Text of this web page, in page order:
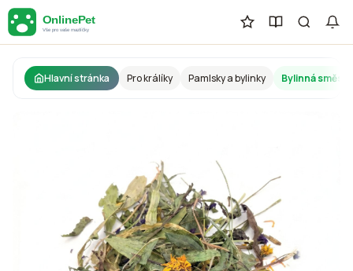
Hlavní stránka Pro králíky Pamlsky a bylinky Bylinná směs